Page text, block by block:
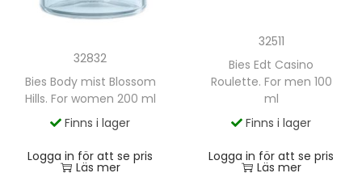
32832
Bies Body mist Blossom
Hills. For women 200 ml
Finns i lager
Logga in för att se pris
Läs mer
32511
Bies Edt Casino
Roulette. For men 100
ml
Finns i lager
Logga in för att se pris
Läs mer